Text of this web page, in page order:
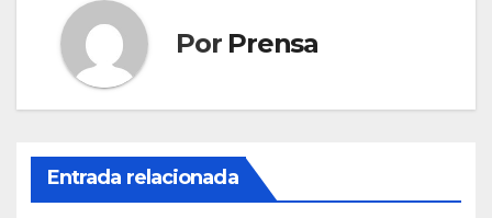
Por Prensa
Entrada relacionada